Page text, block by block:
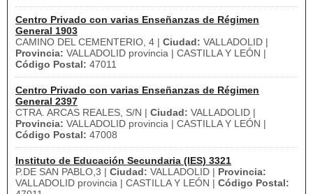
Centro Privado con varias Enseñanzas de Régimen
General 1903
CAMINO DEL CEMENTERIO, 4 | Ciudad: VALLADOLID |
Provincia: VALLADOLID provincia | CASTILLA Y LEÓN |
Código Postal: 47011
Centro Privado con varias Enseñanzas de Régimen
General 2397
CTRA. ARCAS REALES, S/N | Ciudad: VALLADOLID |
Provincia: VALLADOLID provincia | CASTILLA Y LEÓN |
Código Postal: 47008
Instituto de Educación Secundaria (IES) 3321
P.DE SAN PABLO,3 | Ciudad: VALLADOLID | Provincia:
VALLADOLID provincia | CASTILLA Y LEÓN | Código Postal: